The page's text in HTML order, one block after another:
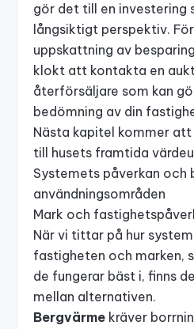
gör det till en investering
långsiktigt perspektiv.
uppskattning av
klokt att kontakta en
återförsäljare som kan
bedömning av din
Nästa kapitel kommer
till husets framtida
Systemets påverkan och
användningsområden
Mark och
När vi tittar på hur
fastigheten och marken,
de fungerar bäst i, finns
mellan alternativen.
Bergvärme kräver